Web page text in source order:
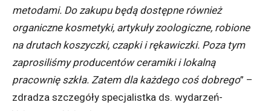
metodami. Do zakupu będą dostępne również
organiczne kosmetyki, artykuły zoologiczne, robione
na drutach koszyczki, czapki i rękawiczki. Poza tym
zaprosiliśmy producentów ceramiki i lokalną
pracownię szkła. Zatem dla każdego coś dobrego” –
zdradza szczegóły specjalistka ds. wydarzeń-